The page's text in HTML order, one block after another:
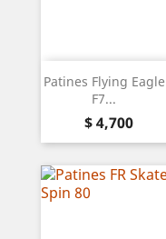
Patines Flying Eagle
F7...
Precio
$ 4,700